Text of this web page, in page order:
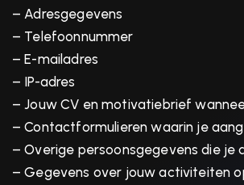
– Adresgegevens
– Telefoonnummer
– E-mailadres
– IP-adres
– Jouw CV en motivatiebrief
– Contactformulieren waarin je
– Overige persoonsgegevens die
– Gegevens over jouw activiteiten